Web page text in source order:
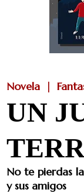
Novela |
UN
No te pierdas
y sus amigos